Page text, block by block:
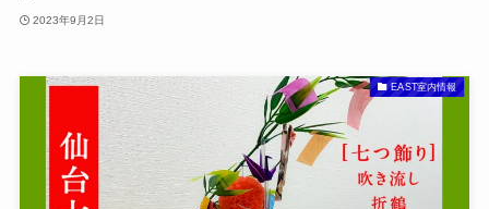
2023年9月2日
EAST室内情報